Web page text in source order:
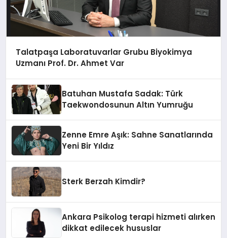
Talatpaşa Laboratuvarlar Grubu Biyokimya
Uzmanı Prof. Dr. Ahmet Var
Batuhan Mustafa Sadak: Türk
Taekwondosunun Altın Yumruğu
Zenne Emre Aşık: Sahne Sanatlarında
Yeni Bir Yıldız
Sterk Berzah Kimdir?
Ankara Psikolog terapi hizmeti alırken
dikkat edilecek hususlar